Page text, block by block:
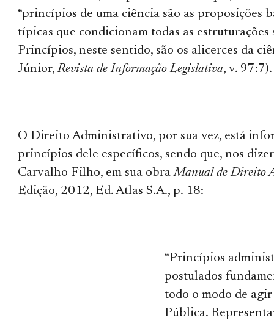
“princípios de uma ciência são as proposições
típicas que condicionam todas as estruturações
Princípios, neste sentido, são os alicerces da
Júnior,Revista de Informação Legislativa, v. 97:7).
O Direito Administrativo, por sua vez, está
princípios dele específicos, sendo que, nos
Carvalho Filho, em sua obraManual de Direito
Edição, 2012, Ed. Atlas S.A., p. 18:
“Princípios
postulados
todo o modo de
Pública.